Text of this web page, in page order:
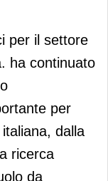
per il settore
ha continuato
per
dalla
ricerca
da